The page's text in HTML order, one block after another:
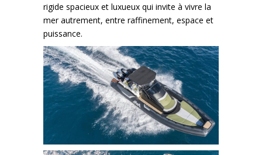
rigide spacieux et luxueux qui invite à vivre la
mer autrement, entre raffinement, espace et
puissance.